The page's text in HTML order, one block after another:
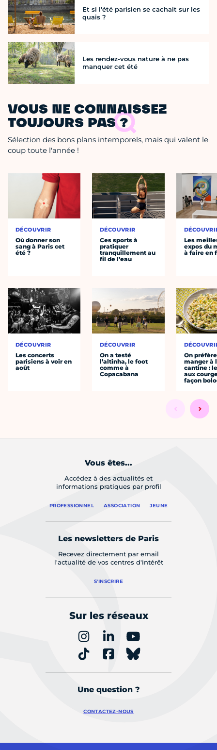
Et si l’été parisien se cachait sur les
quais ?
Les rendez-vous nature à ne pas
manquer cet été
VOUS NE CONNAISSEZ
TOUJOURS PAS ?
Sélection des bons plans intemporels, mais qui valent le
coup toute l'année !
DÉCOUVRIR
Où donner son
sang à Paris cet
été ?
DÉCOUVRIR
Les concerts
parisiens à voir en
août
DÉCOUVRIR
Ces sports à
pratiquer
tranquillement au
fil de l’eau
DÉCOUVRIR
On a testé
l’altinha, le foot
comme à
Copacabana
Les
expos du
à faire en
On préfère
manger à
cantine :
aux
façon
Vous êtes...
Accédez à des actualités et
informations pratiques par profil
PROFESSIONNEL ASSOCIATION JEUNE
Les newsletters de Paris
Recevez directement par email
l'actualité de vos centres d'intérêt
S'INSCRIRE
Sur les réseaux
Une question ?
CONTACTEZ-NOUS